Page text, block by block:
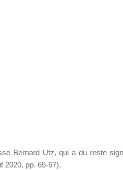
Bernard Utz, qui a du reste
2020, pp. 65-67).